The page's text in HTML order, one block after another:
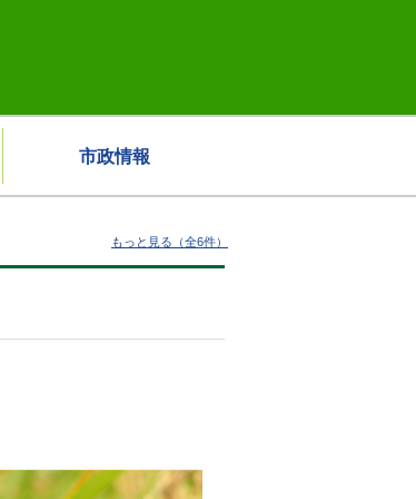
市政情報
もっと見る（全6件）